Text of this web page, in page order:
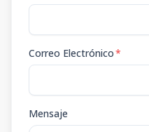
Correo Electrónico*
Mensaje